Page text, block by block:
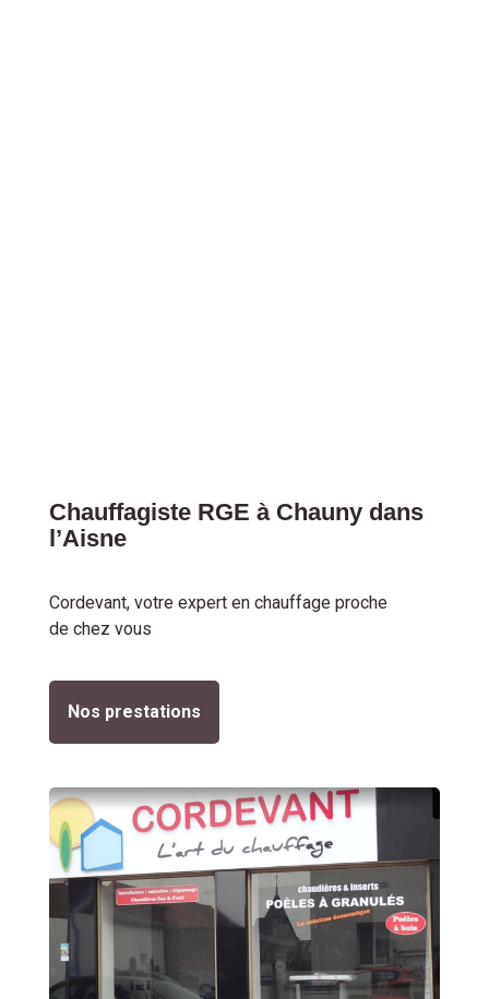
Chauffagiste RGE à Chauny dans
l’Aisne
Cordevant, votre expert en chauffage proche
de chez vous
Nos prestations